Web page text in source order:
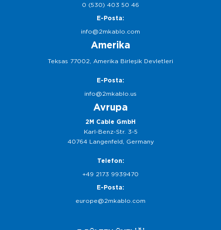
0 (530) 403 50 46
E-Posta:
info@2mkablo.com
Amerika
Teksas 77002, Amerika Birleşik Devletleri
E-Posta:
info@2mkablo.us
Avrupa
2M Cable GmbH
Karl-Benz-Str. 3-5
40764 Langenfeld, Germany
Telefon:
+49 2173 9939470
E-Posta:
europe@2mkablo.com